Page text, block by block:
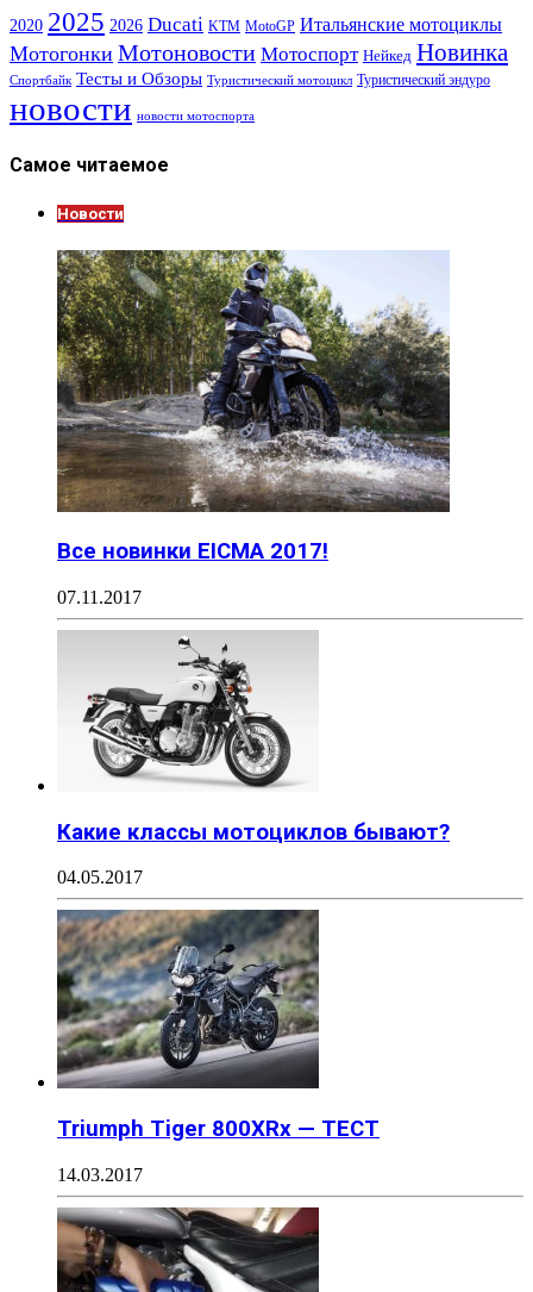
2020 2025 2026 Ducati KTM MotoGP Итальянские мотоциклы
Мотогонки Мотоновости Мотоспорт Нейкед Новинка
Спортбайк Тесты и Обзоры Туристический мотоцикл Туристический эндуро
новости новости мотоспорта
Самое читаемое
Новости
Все новинки EICMA 2017!
07.11.2017
Какие классы мотоциклов бывают?
04.05.2017
Triumph Tiger 800XRx — ТЕСТ
14.03.2017